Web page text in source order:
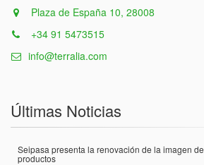
Plaza de España 10, 28008
+34 91 5473515
info@terralia.com
Últimas Noticias
Seipasa presenta la renovación de la imagen
productos